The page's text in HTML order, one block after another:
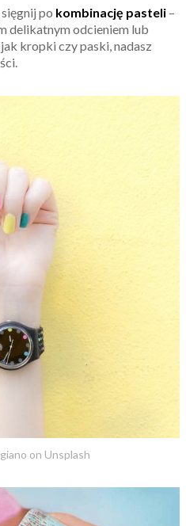
po kombinację pasteli –
delikatnym odcieniem lub
kropki czy paski, nadasz
on Unsplash